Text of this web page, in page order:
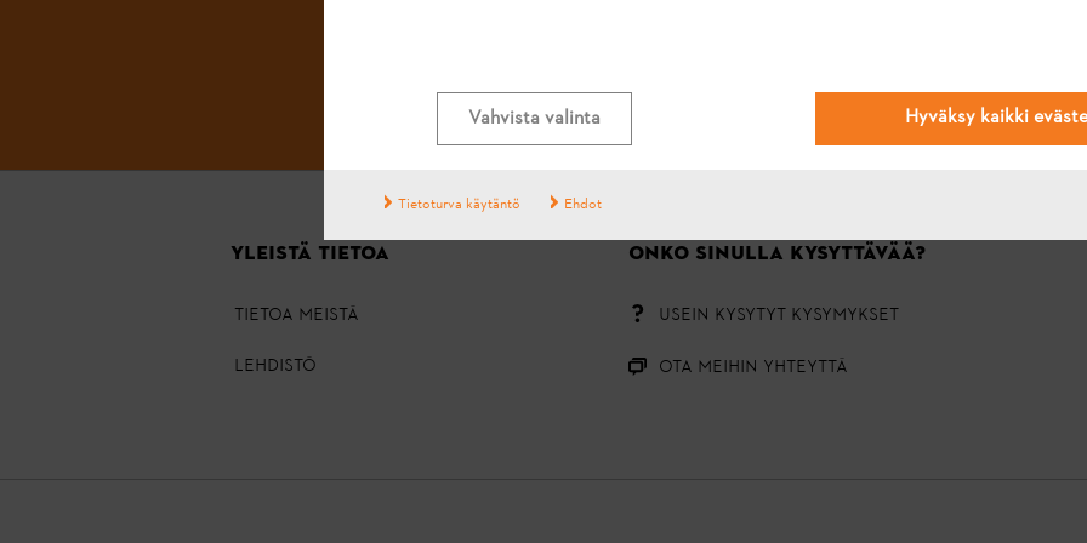
YLEISTÄ TIETOA
TIETOA MEISTÄ
LEHDISTÖ
ONKO SINULLA KYSYTTÄVÄÄ?
USEIN KYSYTYT KYSYMYKSET
OTA MEIHIN YHTEYTTÄ
Vahvista valinta Hyväksy kaikki
Tietoturva käytäntö Ehdot